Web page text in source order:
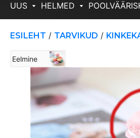
UUS HELMED
ESILEHT / TARVIKUD /
Eelmine